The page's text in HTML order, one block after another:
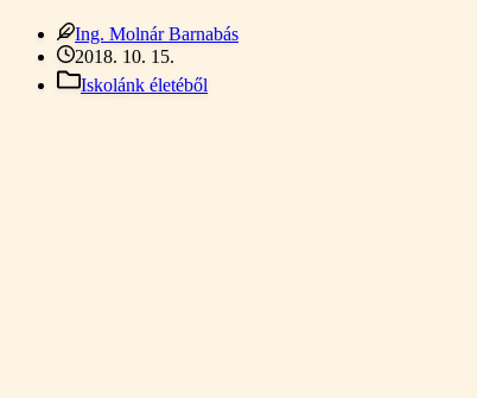
Ing. Molnár Barnabás
2018. 10. 15.
Iskolánk életéből